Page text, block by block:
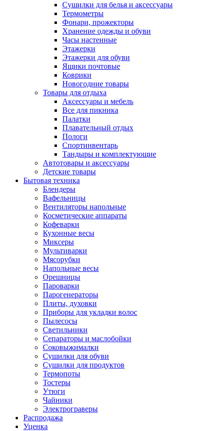
Сушилки для белья и аксессуары
Термометры
Фонари, прожекторы
Хранение одежды и обуви
Часы настенные
Этажерки
Этажерки для обуви
Ящики почтовые
Коврики
Новогодние товары
Товары для отдыха
Аксессуары и мебель
Все для пикника
Палатки
Плавательный отдых
Пологи
Спортинвентарь
Тандыры и комплектующие
Автотовары и аксессуары
Детские товары
Бытовая техника
Блендеры
Вафельницы
Вентиляторы напольные
Косметические аппараты
Кофеварки
Кухонные весы
Миксеры
Мультиварки
Мясорубки
Напольные весы
Орешницы
Пароварки
Парогенераторы
Плиты, духовки
Приборы для укладки волос
Пылесосы
Светильники
Сепараторы и маслобойки
Соковыжималки
Сушилки для обуви
Сушилки для продуктов
Термопоты
Тостеры
Утюги
Чайники
Электрограверы
Распродажа
Уценка